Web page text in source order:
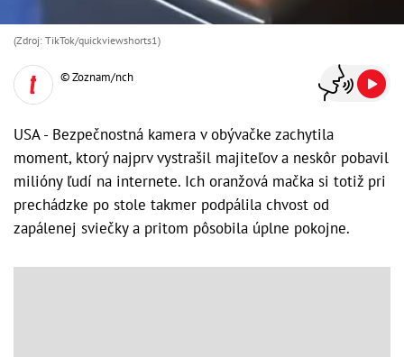
(Zdroj: TikTok/quickviewshorts1)
© Zoznam/nch
USA - Bezpečnostná kamera v obývačke zachytila
moment, ktorý najprv vystrašil majiteľov a neskôr pobavil
milióny ľudí na internete. Ich oranžová mačka si totiž pri
prechádzke po stole takmer podpálila chvost od
zapálenej sviečky a pritom pôsobila úplne pokojne.